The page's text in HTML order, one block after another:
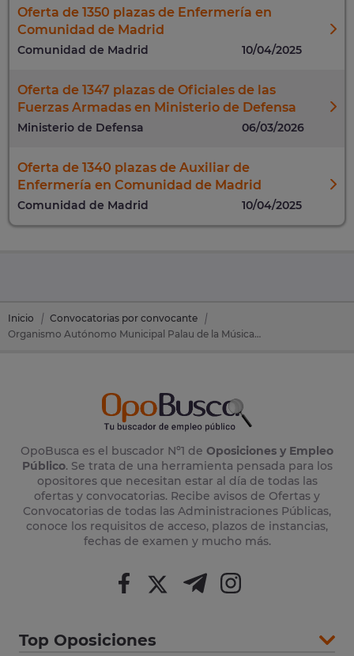
Oferta de 1350 plazas de Enfermería en
Comunidad de Madrid
Comunidad de Madrid 10/04/2025
Oferta de 1347 plazas de Oficiales de las
Fuerzas Armadas en Ministerio de Defensa
Ministerio de Defensa 06/03/2026
Oferta de 1340 plazas de Auxiliar de
Enfermería en Comunidad de Madrid
Comunidad de Madrid 10/04/2025
Inicio
Convocatorias por convocante
Organismo Autónomo Municipal Palau de la Música, Congresos y Orquesta de Valencia
OpoBusca es el buscador Nº1 de Oposiciones y Empleo
Público. Se trata de una herramienta pensada para los
opositores que necesitan estar al día de todas las
ofertas y convocatorias. Recibe avisos de Ofertas y
Convocatorias de todas las Administraciones Públicas,
conoce los requisitos de acceso, plazos de instancias,
fechas de examen y mucho más.
Top Oposiciones